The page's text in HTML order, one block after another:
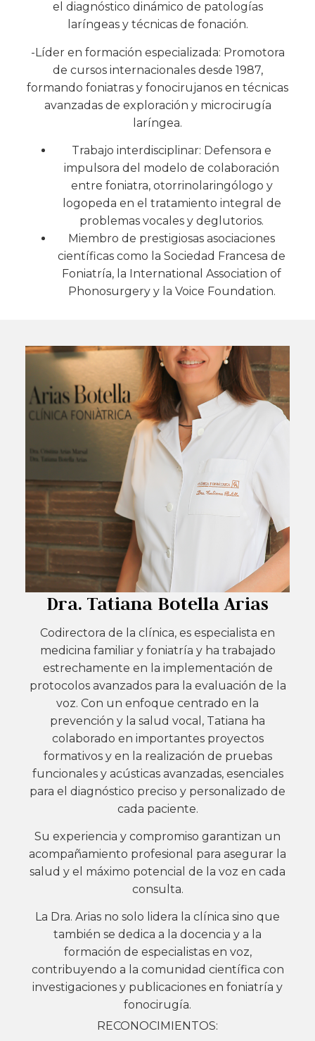
el diagnóstico dinámico de patologías
laríngeas y técnicas de fonación.
-Líder en formación especializada: Promotora
de cursos internacionales desde 1987,
formando foniatras y fonocirujanos en técnicas
avanzadas de exploración y microcirugía
laríngea.
Trabajo interdisciplinar: Defensora e
impulsora del modelo de colaboración
entre foniatra, otorrinolaringólogo y
logopeda en el tratamiento integral de
problemas vocales y deglutorios.
Miembro de prestigiosas asociaciones
científicas como la Sociedad Francesa de
Foniatría, la International Association of
Phonosurgery y la Voice Foundation.
Dra. Tatiana Botella Arias
Codirectora de la clínica, es especialista en
medicina familiar y foniatría y ha trabajado
estrechamente en la implementación de
protocolos avanzados para la evaluación de la
voz. Con un enfoque centrado en la
prevención y la salud vocal, Tatiana ha
colaborado en importantes proyectos
formativos y en la realización de pruebas
funcionales y acústicas avanzadas, esenciales
para el diagnóstico preciso y personalizado de
cada paciente.
Su experiencia y compromiso garantizan un
acompañamiento profesional para asegurar la
salud y el máximo potencial de la voz en cada
consulta.
La Dra. Arias no solo lidera la clínica sino que
también se dedica a la docencia y a la
formación de especialistas en voz,
contribuyendo a la comunidad científica con
investigaciones y publicaciones en foniatría y
fonocirugía.
RECONOCIMIENTOS: